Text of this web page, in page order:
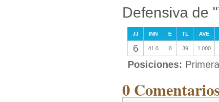
Defensiva de
JJ INN E TL AVE
6 41.0 0 39 1.000
Posiciones:
0